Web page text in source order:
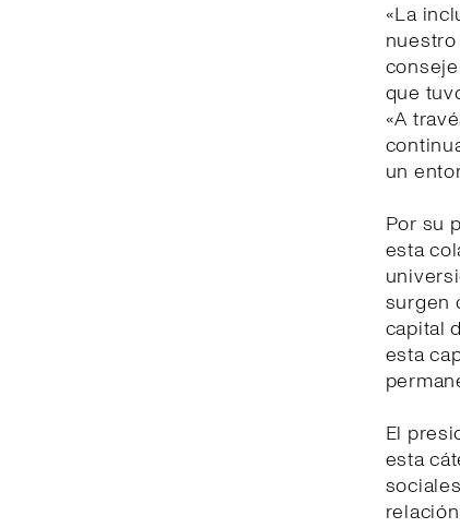
«La
que
«A
un
Por su
esta
surgen
capital
esta
El
esta